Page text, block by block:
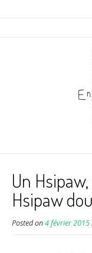
Un
Hsipaw
Posted on4 février 2015